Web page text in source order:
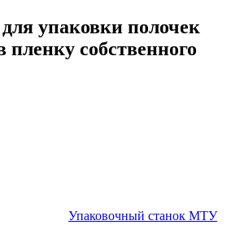
упаковки полочек
собственного
Упаковочный станок МТУ